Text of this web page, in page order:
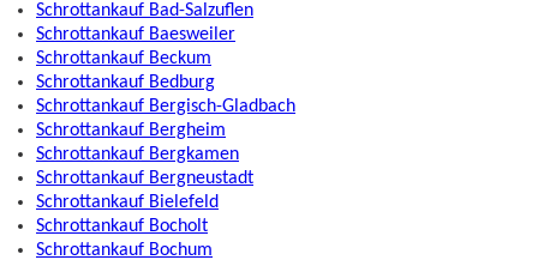
Schrottankauf Bad-Salzuflen
Schrottankauf Baesweiler
Schrottankauf Beckum
Schrottankauf Bedburg
Schrottankauf Bergisch-Gladbach
Schrottankauf Bergheim
Schrottankauf Bergkamen
Schrottankauf Bergneustadt
Schrottankauf Bielefeld
Schrottankauf Bocholt
Schrottankauf Bochum